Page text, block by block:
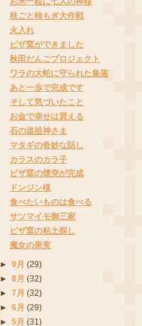
枝ごと柿もぎ大作戦
火入れ
ピザ窯ができました
秋田だんごプロジェクト
ワラの大蛇に守られた集落
あと一歩で完成です
そして気づいたこと
お金で幸せは買える
石の道祖神さま
マタギの奇妙な話し
カラスのカラ子
ピザ窯の煙突が完成
ドンジン様
食べたいものは食べる
サツマイモ御三家
ピザ窯の粘土探し
魔女の果実
►9月(29)
►8月(32)
►7月(32)
►6月(29)
►5月(31)